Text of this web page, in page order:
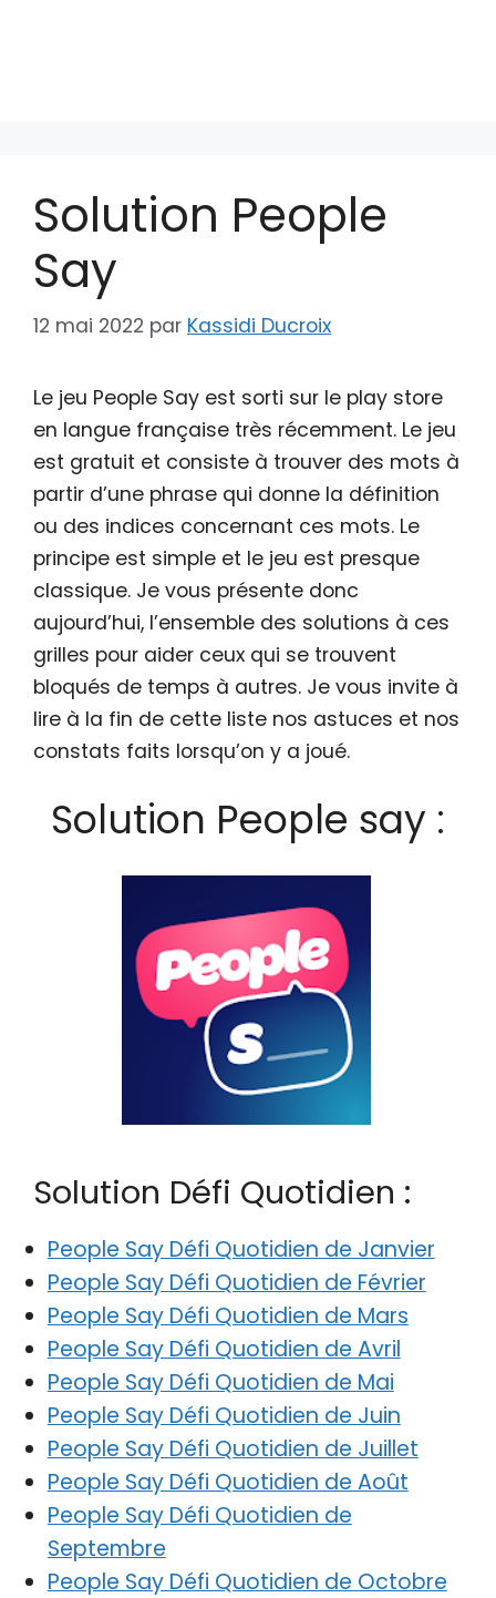
Solution People
Say
12 mai 2022 par Kassidi Ducroix
Le jeu People Say est sorti sur le play store
en langue française très récemment. Le jeu
est gratuit et consiste à trouver des mots à
partir d’une phrase qui donne la définition
ou des indices concernant ces mots. Le
principe est simple et le jeu est presque
classique. Je vous présente donc
aujourd’hui, l’ensemble des solutions à ces
grilles pour aider ceux qui se trouvent
bloqués de temps à autres. Je vous invite à
lire à la fin de cette liste nos astuces et nos
constats faits lorsqu’on y a joué.
Solution People say :
Solution Défi Quotidien :
People Say Défi Quotidien de Janvier
People Say Défi Quotidien de Février
People Say Défi Quotidien de Mars
People Say Défi Quotidien de Avril
People Say Défi Quotidien de Mai
People Say Défi Quotidien de Juin
People Say Défi Quotidien de Juillet
People Say Défi Quotidien de Août
People Say Défi Quotidien de
Septembre
People Say Défi Quotidien de Octobre